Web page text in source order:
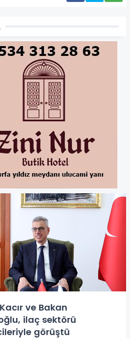
ve Bakan
ilaç sektörü
görüştü